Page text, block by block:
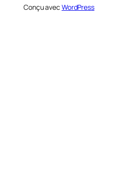
Conçu avec WordPress